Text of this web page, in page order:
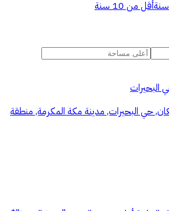
أقل من 10 سنة
البحيرات
حي البحيرات, مدينة مكة المكرمة, منطقة